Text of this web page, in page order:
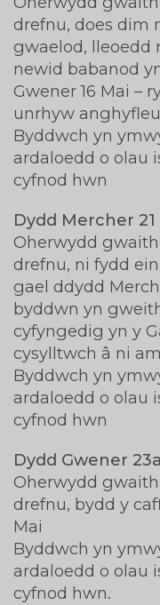
drefnu, does dim
gwaelod, lleoedd
newid babanod
Gwener 16 Mai –
unrhyw
Byddwch yn
ardaloedd o olau
cyfnod hwn
Dydd Mercher
Oherwydd gwaith
drefnu, ni fydd
gael ddydd
byddwn yn
cyfyngedig yn y
cysylltwch â ni
Byddwch yn
ardaloedd o olau
cyfnod hwn
Dydd Gwener
Oherwydd gwaith
drefnu, bydd y
Mai
Byddwch yn
ardaloedd o olau
cyfnod hwn.